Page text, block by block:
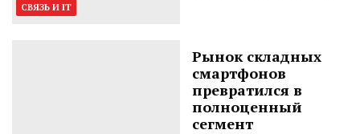
СВЯЗЬ И IT
Рынок складных
смартфонов
превратился в
полноценный
сегмент